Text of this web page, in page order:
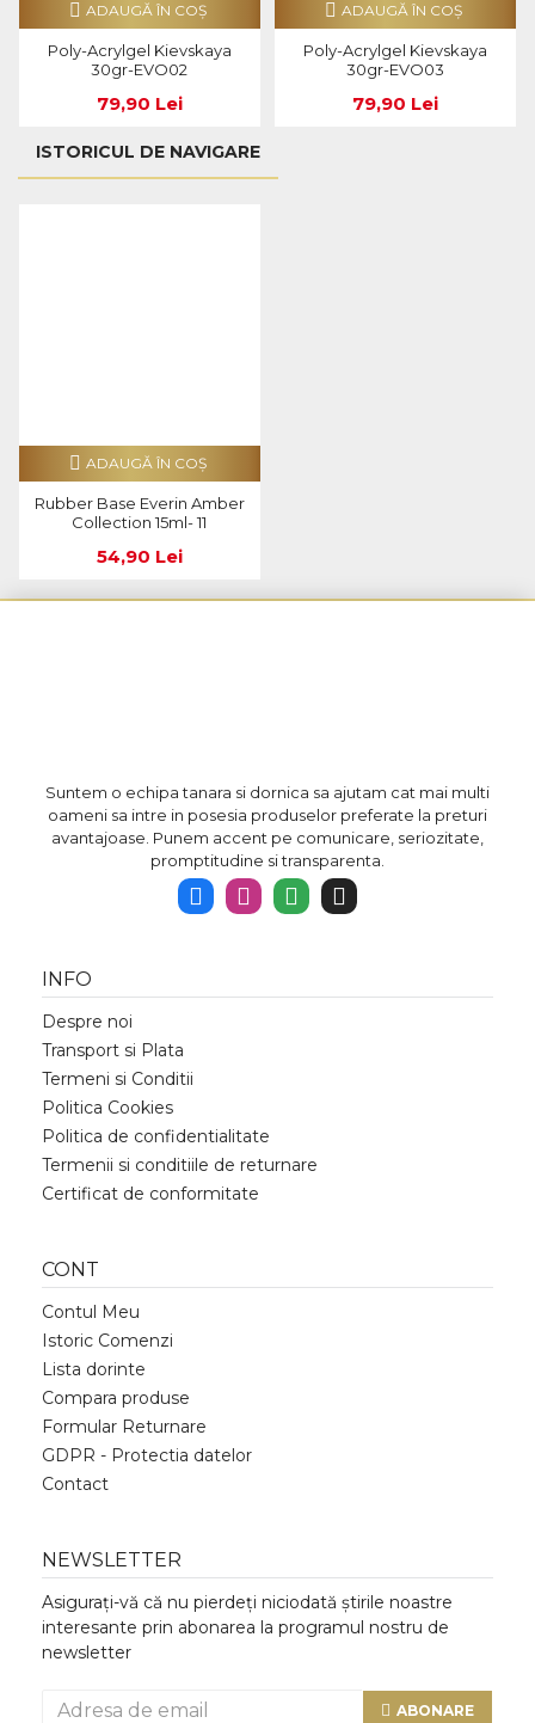
Poly-Acrylgel Kievskaya
30gr-EVO02
79,90 Lei
ADAUGĂ ÎN COŞ
Poly-Acrylgel Kievskaya
30gr-EVO03
79,90 Lei
ADAUGĂ ÎN COŞ
ISTORICUL DE NAVIGARE
Rubber Base Everin Amber
Collection 15ml- 11
54,90 Lei
ADAUGĂ ÎN COŞ
Suntem o echipa tanara si dornica sa ajutam cat mai multi
oameni sa intre in posesia produselor preferate la preturi
avantajoase. Punem accent pe comunicare, seriozitate,
promptitudine si transparenta.
INFO
Despre noi
Transport si Plata
Termeni si Conditii
Politica Cookies
Politica de confidentialitate
Termenii si conditiile de returnare
Certificat de conformitate
CONT
Contul Meu
Istoric Comenzi
Lista dorinte
Compara produse
Formular Returnare
GDPR - Protectia datelor
Contact
NEWSLETTER
Asigurați-vă că nu pierdeți niciodată știrile noastre
interesante prin abonarea la programul nostru de
newsletter
ABONARE